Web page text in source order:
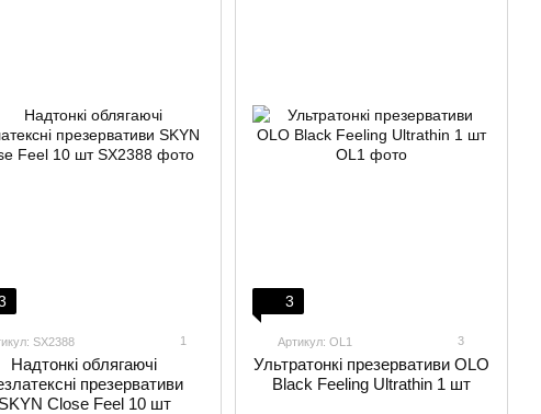
SX2388 1
Надтонкі облягаючі
презервативи
SKYN Close Feel 10 шт
3
Артикул: OL1 3
Ультратонкі презервативи OLO
Black Feeling Ultrathin 1 шт